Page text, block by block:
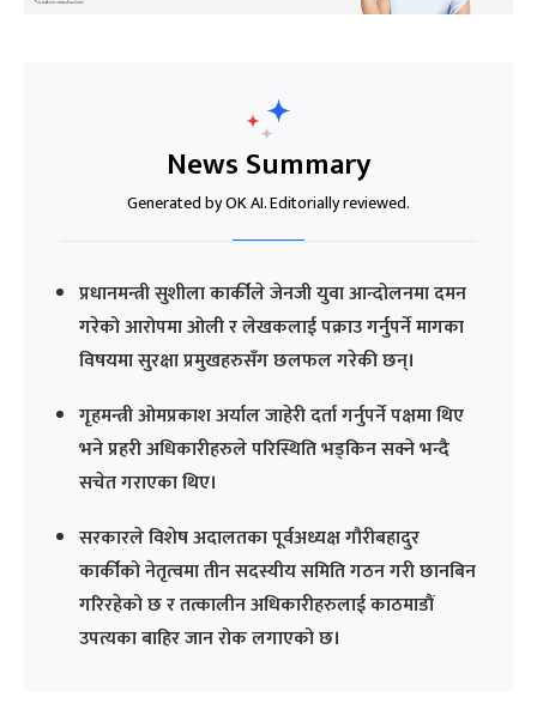
News Summary
Generated by OK AI. Editorially reviewed.
प्रधानमन्त्री सुशीला कार्कीले जेनजी युवा आन्दोलनमा दमन
गरेको आरोपमा ओली र लेखकलाई पक्राउ गर्नुपर्ने मागका
विषयमा सुरक्षा प्रमुखहरुसँग छलफल गरेकी छन्।
गृहमन्त्री ओमप्रकाश अर्याल जाहेरी दर्ता गर्नुपर्ने पक्षमा थिए
भने प्रहरी अधिकारीहरुले परिस्थिति भड्किन सक्ने भन्दै
सचेत गराएका थिए।
सरकारले विशेष अदालतका पूर्वअध्यक्ष गौरीबहादुर
कार्कीको नेतृत्वमा तीन सदस्यीय समिति गठन गरी छानबिन
गरिरहेको छ र तत्कालीन अधिकारीहरुलाई काठमाडौं
उपत्यका बाहिर जान रोक लगाएको छ।